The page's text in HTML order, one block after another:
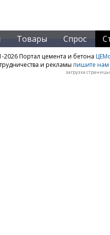
Товары Спрос
2026 Портал цемента и бетона
и рекламы пишите нам
загрузка